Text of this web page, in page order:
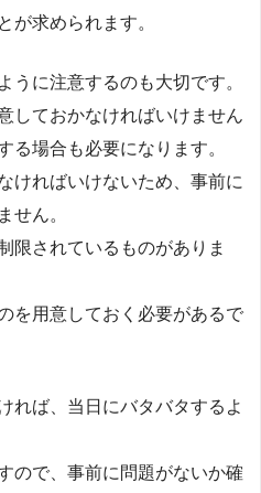
が求められます。
うに注意するのも大切です。
しておかなければいけません
る場合も必要になります。
ければいけないため、事前に
せん。
限されているものがありま
を用意しておく必要があるで
れば、当日にバタバタするよ
ので、事前に問題がないか確